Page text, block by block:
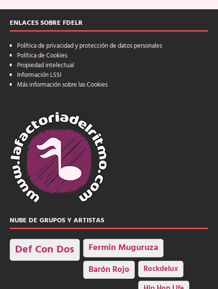
ENLACES SOBRE FDELR
Política de privacidad y protección de datos personales
Política de Cookies
Propiedad intelectual
Información LSSI
Más información sobre las Cookies
NUBE DE GRUPOS Y ARTISTAS
Def Con Dos Fermin Muguruza
Barón Rojo Rockdelux